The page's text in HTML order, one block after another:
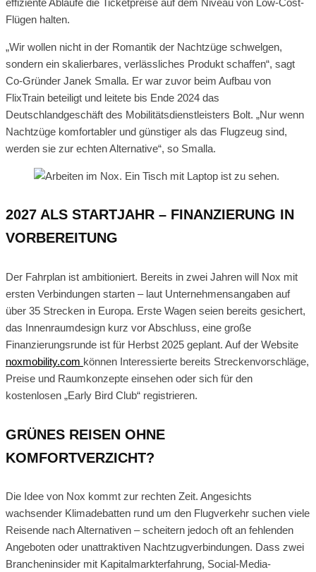
Flügen halten.
„Wir wollen nicht in der Romantik der Nachtzüge schwelgen,
sondern ein skalierbares, verlässliches Produkt schaffen“, sagt
Co-Gründer Janek Smalla. Er war zuvor beim Aufbau von
FlixTrain beteiligt und leitete bis Ende 2024 das
Deutschlandgeschäft des Mobilitätsdienstleisters Bolt. „Nur wenn
Nachtzüge komfortabler und günstiger als das Flugzeug sind,
werden sie zur echten Alternative“, so Smalla.
2027 ALS STARTJAHR – FINANZIERUNG IN
VORBEREITUNG
Der Fahrplan ist ambitioniert. Bereits in zwei Jahren will Nox mit
ersten Verbindungen starten – laut Unternehmensangaben auf
über 35 Strecken in Europa. Erste Wagen seien bereits gesichert,
das Innenraumdesign kurz vor Abschluss, eine große
Finanzierungsrunde ist für Herbst 2025 geplant. Auf der Website
noxmobility.com können Interessierte bereits Streckenvorschläge,
Preise und Raumkonzepte einsehen oder sich für den
kostenlosen „Early Bird Club“ registrieren.
GRÜNES REISEN OHNE
KOMFORTVERZICHT?
Die Idee von Nox kommt zur rechten Zeit. Angesichts
wachsender Klimadebatten rund um den Flugverkehr suchen viele
Reisende nach Alternativen – scheitern jedoch oft an fehlenden
Angeboten oder unattraktiven Nachtzugverbindungen. Dass zwei
Brancheninsider mit Kapitalmarkterfahrung, Social-Media-